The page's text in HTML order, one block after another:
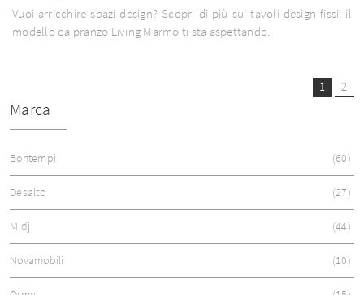
Vuoi arricchire spazi design? Scopri di più sui tavoli design fissi: il
modello da pranzo Living Marmo ti sta aspettando.
1 2
Marca
Bontempi 60
Desalto 27
Midj 44
Novamobili 10